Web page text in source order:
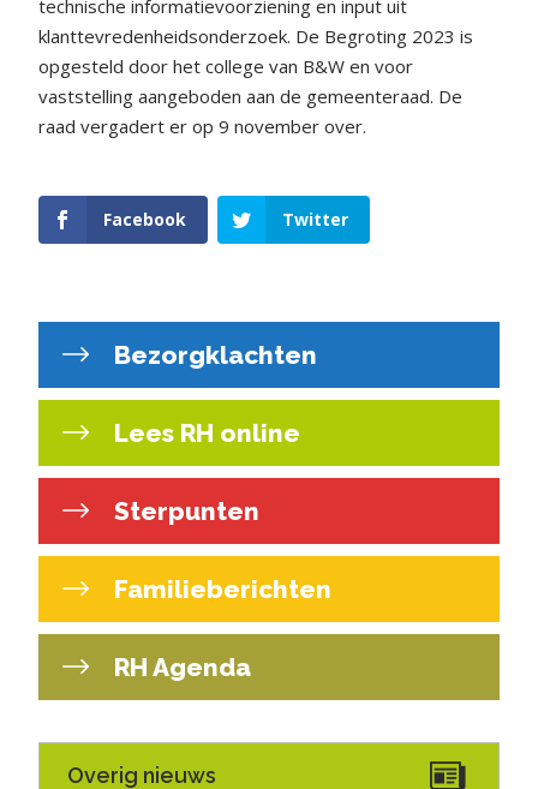
technische informatievoorziening en input uit
klanttevredenheidsonderzoek. De Begroting 2023 is
opgesteld door het college van B&W en voor
vaststelling aangeboden aan de gemeenteraad. De
raad vergadert er op 9 november over.
Facebook Twitter
Bezorgklachten
Lees RH online
Sterpunten
Familieberichten
RH Agenda
Overig nieuws